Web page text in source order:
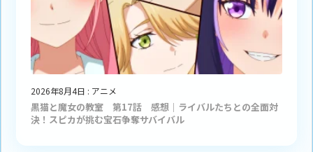
2026年8月4日 : アニメ
黒猫と魔女の教室 第17話 感想｜ライバルたちとの全面対
決！スピカが挑む宝石争奪サバイバル